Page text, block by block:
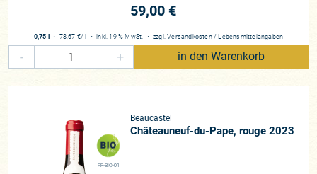
59,00 €
0,75 l ・ 78,67 €/ l ・inkl. 19 % MwSt. ・ zzgl.Versandkosten / Lebensmittelangaben
- + in den Warenkorb
FR-BIO-01
Beaucastel
Châteauneuf-du-Pape, rouge 2023